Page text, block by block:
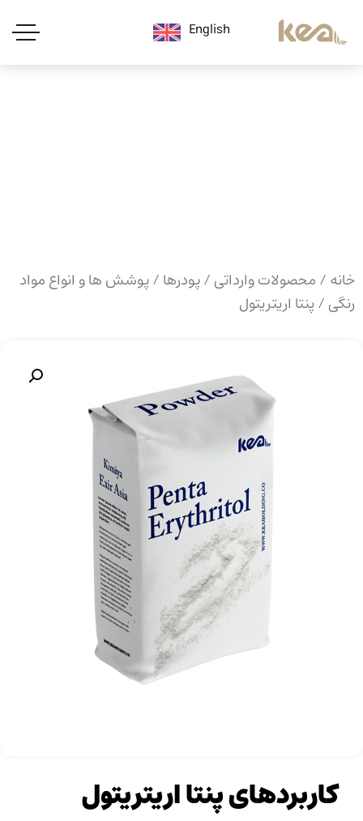
English
خانه/محصولات وارداتی/پودرها/پوشش ها و انواع مواد
رنگی/ پنتا اریتریتول
کاربردهای پنتا اریتریتول